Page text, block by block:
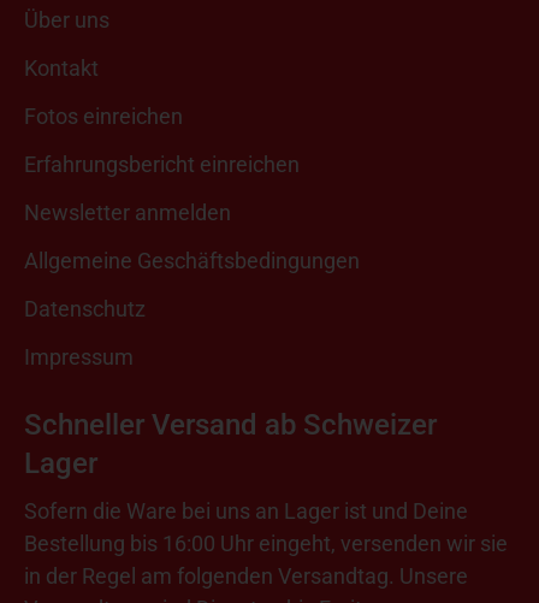
Über uns
Kontakt
Fotos einreichen
Erfahrungsbericht einreichen
Newsletter anmelden
Allgemeine Geschäftsbedingungen
Datenschutz
Impressum
Schneller Versand ab Schweizer
Lager
Sofern die Ware bei uns an Lager ist und Deine
Bestellung bis 16:00 Uhr eingeht, versenden wir sie
in der Regel am folgenden Versandtag. Unsere